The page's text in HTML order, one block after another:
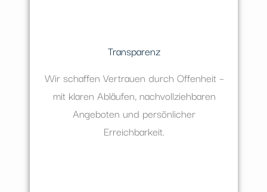
Transparenz
Wir schaffen Vertrauen durch Offenheit –
mit klaren Abläufen, nachvollziehbaren
Angeboten und persönlicher
Erreichbarkeit.